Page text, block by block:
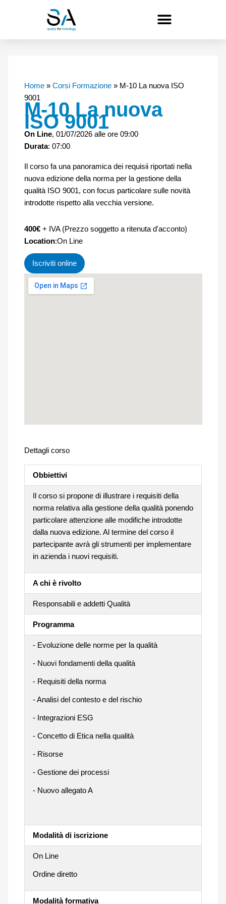
Home» Corsi Formazione» M-10 La nuova ISO
9001
M-10 La nuova
ISO 9001
On Line, 01/07/2026 alle ore 09:00
Durata: 07:00
Il corso fa una panoramica dei requisii riportati nella
nuova edizione della norma per la gestione della
qualità ISO 9001, con focus particolare sulle novità
introdotte rispetto alla vecchia versione.
400€+ IVA (Prezzo soggetto a ritenuta d'acconto)
Location:On Line
Iscriviti online
Dettagli corso
Obbiettivi
Il corso si propone di illustrare i requisiti della
norma relativa alla gestione della qualità ponendo
particolare attenzione alle modifiche introdotte
dalla nuova edizione. Al termine del corso il
partecipante avrà gli strumenti per implementare
in azienda i nuovi requisiti.
A chi è rivolto
Responsabili e addetti Qualità
Programma
- Evoluzione delle norme per la qualità
- Nuovi fondamenti della qualità
- Requisiti della norma
- Analisi del contesto e del rischio
- Integrazioni ESG
- Concetto di Etica nella qualità
- Risorse
- Gestione dei processi
- Nuovo allegato A
Modalità di iscrizione
On Line
Ordine diretto
Modalità formativa